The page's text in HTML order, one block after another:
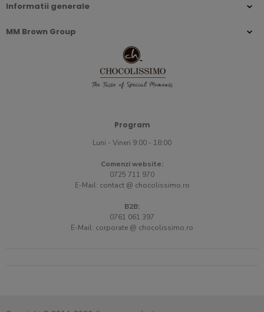
Informatii generale
MM Brown Group
Program
Luni - Vineri 9:00 - 18:00
Comenzi website:
0725 711 970
E-Mail: contact @ chocolissimo.ro
B2B:
0761 061 397
E-Mail: corporate @ chocolissimo.ro